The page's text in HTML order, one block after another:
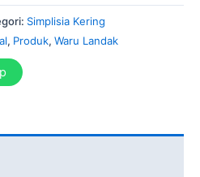
Simplisia Kering
, Produk, Waru Landak